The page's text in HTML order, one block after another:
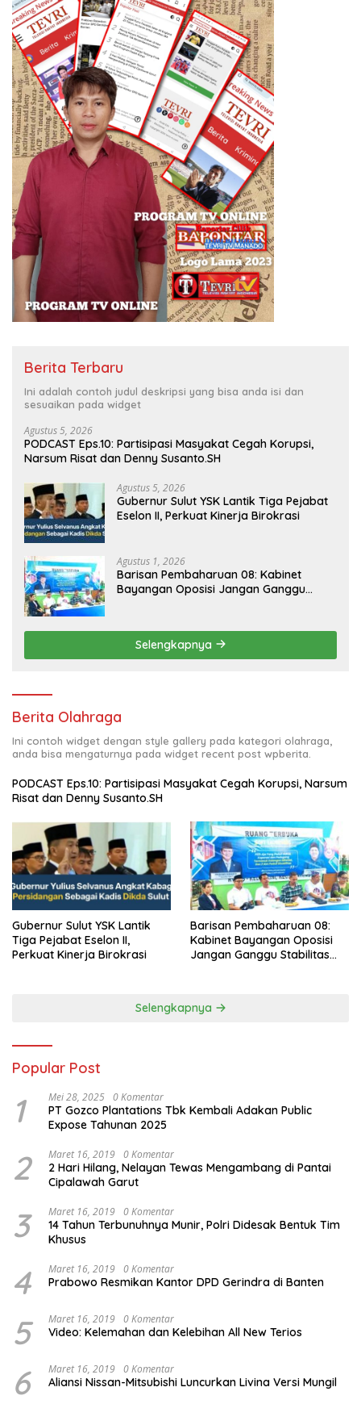
Berita Terbaru
Ini adalah contoh judul deskripsi yang bisa anda isi dan
sesuaikan pada widget
Agustus 5, 2026
PODCAST Eps.10: Partisipasi Masyakat Cegah Korupsi,
Narsum Risat dan Denny Susanto.SH
Agustus 5, 2026
Gubernur Sulut YSK Lantik Tiga Pejabat
Eselon II, Perkuat Kinerja Birokrasi
Agustus 1, 2026
Barisan Pembaharuan 08: Kabinet
Bayangan Oposisi Jangan Ganggu
Selengkapnya
Berita Olahraga
Ini contoh widget dengan style gallery pada kategori olahraga,
anda bisa mengaturnya pada widget recent post wpberita.
PODCAST Eps.10: Partisipasi Masyakat Cegah Korupsi, Narsum
Risat dan Denny Susanto.SH
Gubernur Sulut YSK Lantik
Tiga Pejabat Eselon II,
Perkuat Kinerja Birokrasi
Barisan Pembaharuan 08:
Kabinet Bayangan Oposisi
Jangan Ganggu Stabilitas
Selengkapnya
Popular Post
1 Mei 28, 2025 0 Komentar
PT Gozco Plantations Tbk Kembali Adakan Public
Expose Tahunan 2025
2 Maret 16, 2019 0 Komentar
2 Hari Hilang, Nelayan Tewas Mengambang di Pantai
Cipalawah Garut
3 Maret 16, 2019 0 Komentar
14 Tahun Terbunuhnya Munir, Polri Didesak Bentuk Tim
Khusus
4 Maret 16, 2019 0 Komentar
Prabowo Resmikan Kantor DPD Gerindra di Banten
5 Maret 16, 2019 0 Komentar
Video: Kelemahan dan Kelebihan All New Terios
6 Maret 16, 2019 0 Komentar
Aliansi Nissan-Mitsubishi Luncurkan Livina Versi Mungil